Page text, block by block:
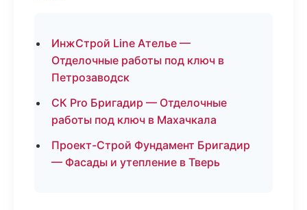
ИнжСтрой Line Ателье —
Отделочные работы под ключ в
Петрозаводск
СК Pro Бригадир — Отделочные
работы под ключ в Махачкала
Проект-Строй Фундамент Бригадир
— Фасады и утепление в Тверь